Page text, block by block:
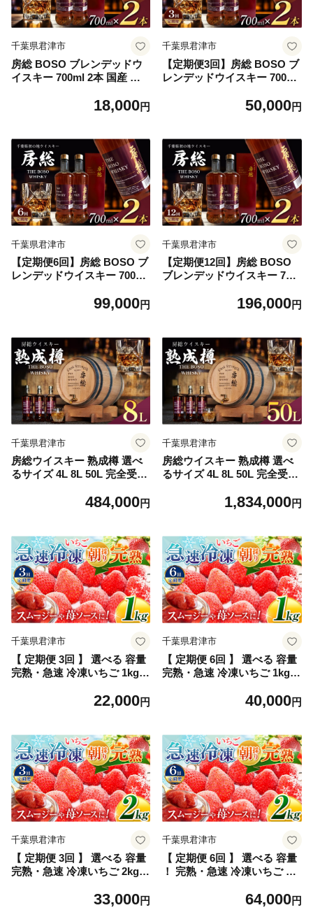
千葉県君津市
房総 BOSO ブレンデッドウ
イスキー 700ml 2本 国産 選
期便対応｜地ウイスキー クラ
｜千葉県 君津市
18,000円
千葉県君津市
【定期便3回】房総 BOSO ブ
レンデッドウイスキー 700ml
フト ハイボール ロック 宅飲
50,000円
千葉県君津市
【定期便6回】房総 BOSO ブ
レンデッドウイスキー 700ml
フト ハイボール ロック 宅飲
99,000円
千葉県君津市
【定期便12回】房総 BOSO
ブレンデッドウイスキー 700
クラフト ハイボール ロック
196,000円
千葉県君津市
房総ウイスキー 熟成樽 選べ
るサイズ 4L 8L 50L 完全受注
ー 樽熟成 記念日 お祝い 贈答
津市
484,000円
千葉県君津市
房総ウイスキー 熟成樽 選べ
るサイズ 4L 8L 50L 完全受注
ー 樽熟成 記念日 お祝い 贈答
津市
1,834,000円
千葉県君津市
【 定期便 3回 】 選べる 容量
完熟・急速 冷凍いちご 1kg |
ツ ふるーつ 冷凍 いちご れい
完熟 新鮮 スムージー オスス
メ 千葉県 君津市 きみつ
22,000円
千葉県君津市
【 定期便 6回 】 選べる 容量
完熟・急速 冷凍いちご 1kg |
ツ ふるーつ 冷凍 いちご れい
完熟 新鮮 スムージー オスス
メ 千葉県 君津市 きみつ
40,000円
千葉県君津市
【 定期便 3回 】 選べる 容量
完熟・急速 冷凍いちご 2kg |
ツ ふるーつ 冷凍 いちご れい
33,000円
千葉県君津市
【 定期便 6回 】 選べる 容量
！ 完熟・急速 冷凍いちご 2k
ルーツ ふるーつ 冷凍 いちご
64,000円